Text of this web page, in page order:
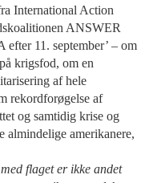
International Action
ANSWER
efter 11. september’ – om
krigsfod, om en
af hele
rekordforøgelse af
og samtidig krise og
almindelige amerikanere,
flaget er ikke andet